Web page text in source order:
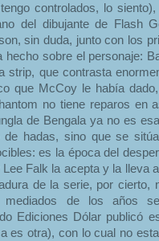
controlados, lo
del dibujante de Flash
sin duda, junto con los
hecho sobre el personaje:
strip, que contrasta
que McCoy le había
no tiene reparos en
de Bengala ya no es
hadas, sino que se
es la época del
Falk la acepta y la lleva
de la serie, por cierto,
mediados de los años
Ediciones Dólar publicó
es otra), con lo cual no